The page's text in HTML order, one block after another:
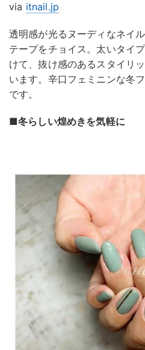
via itnail.jp
透明感が光るヌーディなネイ
テープをチョイス。太いタイ
けて、抜け感のあるスタイリ
います。辛口フェミニンな冬
です。
■冬らしい煌めきを気軽に